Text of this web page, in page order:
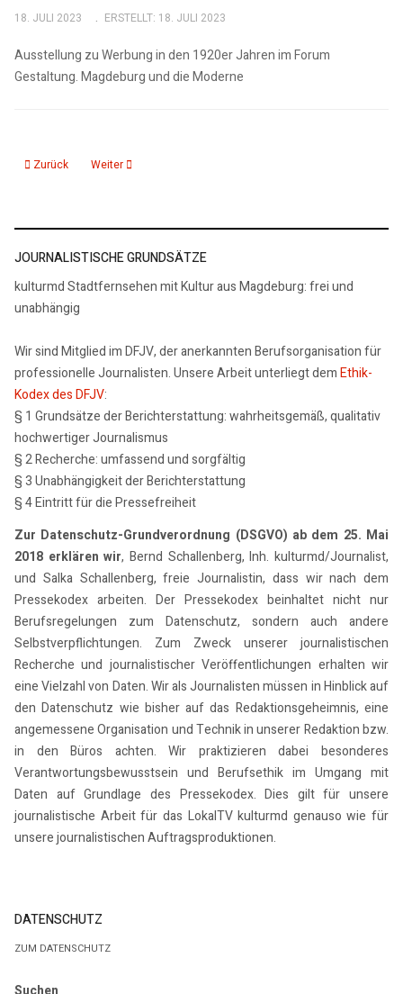
18. JULI 2023 ERSTELLT: 18. JULI 2023
Ausstellung zu Werbung in den 1920er Jahren im Forum
Gestaltung. Magdeburg und die Moderne
Vorheriger Beitrag: 300616 Architektur Design
Zurück Nächster Beitrag: 021116 Carl Krayl Sonderausstellung
Weiter
JOURNALISTISCHE GRUNDSÄTZE
kulturmd Stadtfernsehen mit Kultur aus Magdeburg: frei und
unabhängig
Wir sind Mitglied im DFJV, der anerkannten Berufsorganisation für
professionelle Journalisten. Unsere Arbeit unterliegt demEthik-
Kodex des DFJV:
§ 1 Grundsätze der Berichterstattung: wahrheitsgemäß, qualitativ
hochwertiger Journalismus
§ 2 Recherche: umfassend und sorgfältig
§ 3 Unabhängigkeit der Berichterstattung
§ 4 Eintritt für die Pressefreiheit
Zur Datenschutz-Grundverordnung (DSGVO) ab dem 25. Mai
2018 erklären wir, Bernd Schallenberg, Inh. kulturmd/Journalist,
und Salka Schallenberg, freie Journalistin, dass wir nach dem
Pressekodex arbeiten. Der Pressekodex beinhaltet nicht nur
Berufsregelungen zum Datenschutz, sondern auch andere
Selbstverpflichtungen. Zum Zweck unserer journalistischen
Recherche und journalistischer Veröffentlichungen erhalten wir
eine Vielzahl von Daten. Wir als Journalisten müssen in Hinblick auf
den Datenschutz wie bisher auf das Redaktionsgeheimnis, eine
angemessene Organisation und Technik in unserer Redaktion bzw.
in den Büros achten. Wir praktizieren dabei besonderes
Verantwortungsbewusstsein und Berufsethik im Umgang mit
Daten auf Grundlage des Pressekodex. Dies gilt für unsere
journalistische Arbeit für das LokalTV kulturmd genauso wie für
unsere journalistischen Auftragsproduktionen.
DATENSCHUTZ
ZUM DATENSCHUTZ